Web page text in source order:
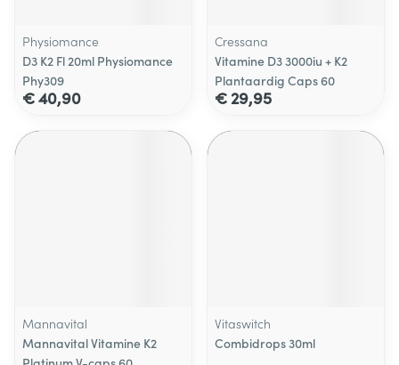
Physiomance
D3 K2 Fl 20ml Physiomance
Phy309
€ 40,90
Cressana
Vitamine D3 3000iu + K2
Plantaardig Caps 60
€ 29,95
Mannavital
Mannavital Vitamine K2
Vitaswitch
Combidrops 30ml